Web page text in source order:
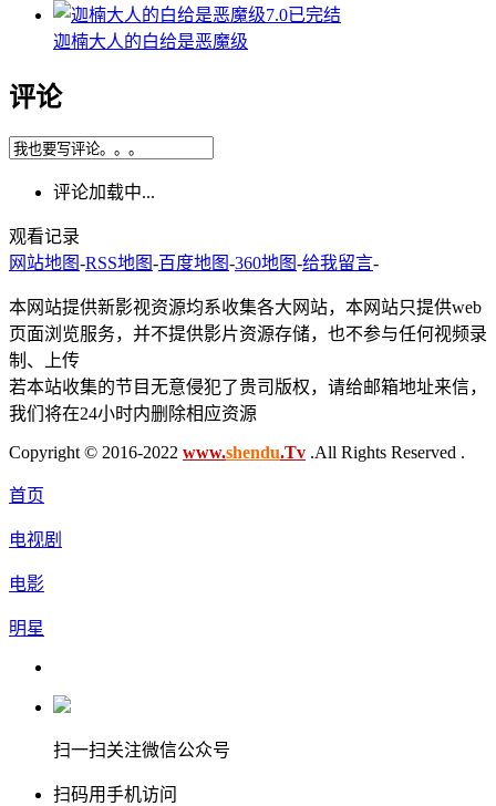
7.0已完结
迦楠大人的白给是恶魔级
评论
评论加载中...
观看记录
网站地图-RSS地图-百度地图-360地图-给我留言-
本网站提供新影视资源均系收集各大网站，本网站只提供web
页面浏览服务，并不提供影片资源存储，也不参与任何视频录
制、上传
若本站收集的节目无意侵犯了贵司版权，请给邮箱地址来信，
我们将在24小时内删除相应资源
Copyright © 2016-2022 www.shendu.Tv .All Rights Reserved .
首页
电视剧
电影
明星
扫一扫关注微信公众号
扫码用手机访问